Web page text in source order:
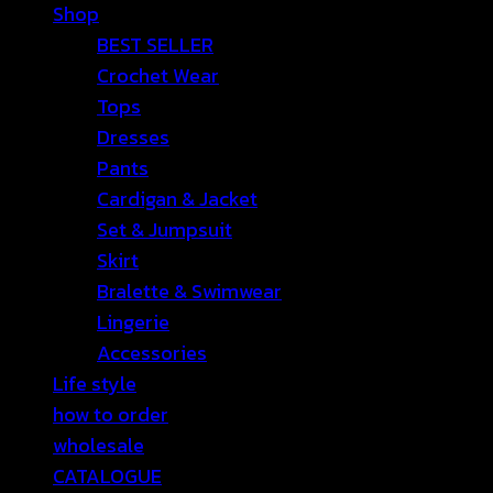
Shop
BEST SELLER
Crochet Wear
Tops
Dresses
Pants
Cardigan & Jacket
Set & Jumpsuit
Skirt
Bralette & Swimwear
Lingerie
Accessories
Life style
how to order
wholesale
CATALOGUE